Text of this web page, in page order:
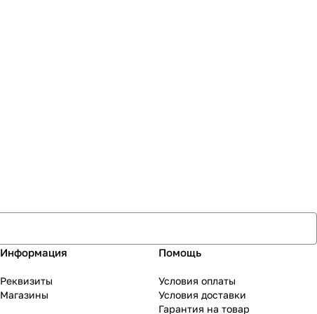
Информация
Реквизиты
Магазины
Помощь
Условия оплаты
Условия доставки
Гарантия на товар